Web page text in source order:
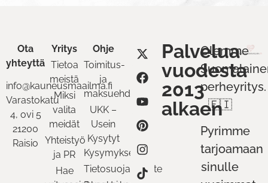
Ota
yhteyttä
info@kauneusmaailma.fi
Varastokatu
4, ovi 5
21200
Raisio
Yritys
Tietoa
meistä
Miksi
valita
meidät
Yhteistyö
ja PR
Hae
Ohje
Toimitus-
ja
maksuehdot
UKK –
Usein
Kysytyt
Kysymykset
Tietosuojaseloste
Palvelua
vuodesta
2013
alkaen
Olemme
perheyritys.
🇫🇮
Pyrimme
tarjoamaan
sinulle